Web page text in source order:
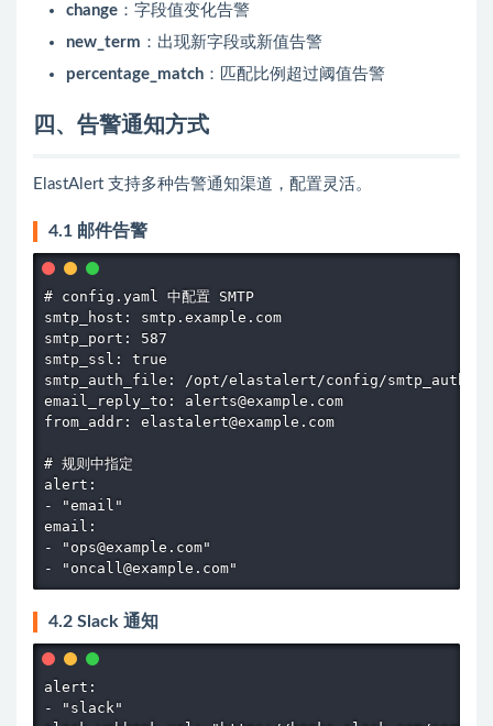
change ：字段值变化告警
new_term ：出现新字段或新值告警
percentage_match ：匹配比例超过阈值告警
四、告警通知方式
ElastAlert 支持多种告警通知渠道，配置灵活。
4.1 邮件告警
# config.yaml 中配置 SMTP
smtp_host: smtp.example.com
smtp_port: 587
smtp_ssl: true
smtp_auth_file: /opt/elastalert/config/
email_reply_to: alerts@example.com
from_addr: elastalert@example.com
# 规则中指定
alert:
- "email"
email:
- "ops@example.com"
- "oncall@example.com"
4.2 Slack 通知
alert:
- "slack"